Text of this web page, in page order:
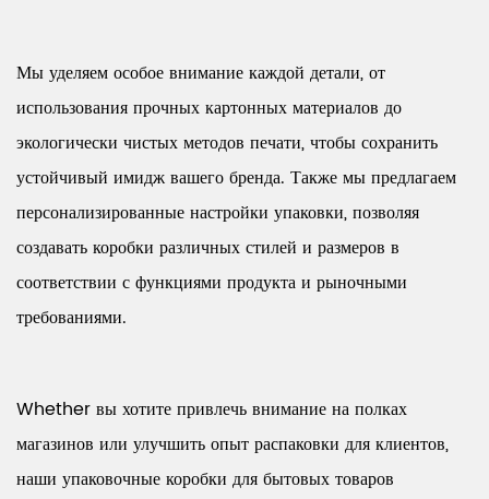
Мы уделяем особое внимание каждой детали, от
использования прочных картонных материалов до
экологически чистых методов печати, чтобы сохранить
устойчивый имидж вашего бренда. Также мы предлагаем
персонализированные настройки упаковки, позволяя
создавать коробки различных стилей и размеров в
соответствии с функциями продукта и рыночными
требованиями.
Whether вы хотите привлечь внимание на полках
магазинов или улучшить опыт распаковки для клиентов,
наши упаковочные коробки для бытовых товаров